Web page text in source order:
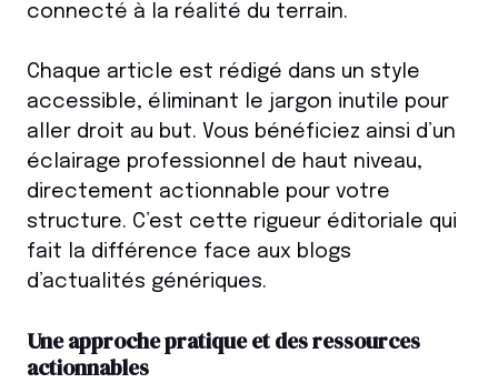
connecté à la réalité du terrain.
Chaque article est rédigé dans un style
accessible, éliminant le jargon inutile pour
aller droit au but. Vous bénéficiez ainsi d’un
éclairage professionnel de haut niveau,
directement actionnable pour votre
structure. C’est cette rigueur éditoriale qui
fait la différence face aux blogs
d’actualités génériques.
Une approche pratique et des ressources
actionnables